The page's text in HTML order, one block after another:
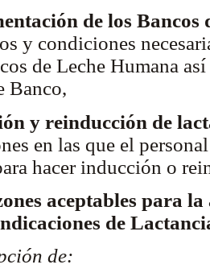
de los
y condiciones
de Leche Humana
Banco,
y reinducción de
en las que el
hacer inducción o
aceptables para
de
de: